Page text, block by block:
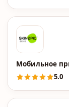
Мобильное
5.0